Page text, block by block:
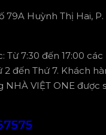
79A Huỳnh Thị Hai,
Từ 7:30 đến 17:00
2 đến Thứ 7. Khách
NHÀ VIỆT ONE được